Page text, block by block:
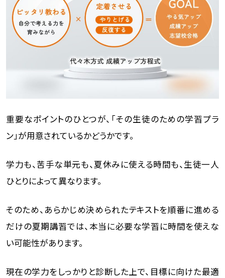
重要なポイントのひとつが、「その生徒のための学習プラ
ン」が用意されているかどうかです。
学力も、苦手な単元も、夏休みに使える時間も、生徒一人
ひとりによって異なります。
そのため、あらかじめ決められたテキストを順番に進める
だけの夏期講習では、本当に必要な学習に時間を使えな
い可能性があります。
現在の学力をしっかりと診断した上で、目標に向けた最適